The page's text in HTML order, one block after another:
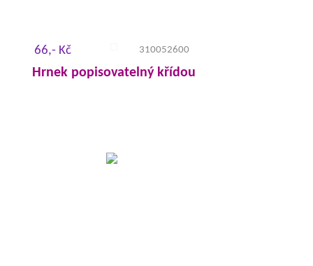
66,- Kč 310052600
Hrnek popisovatelný křídou